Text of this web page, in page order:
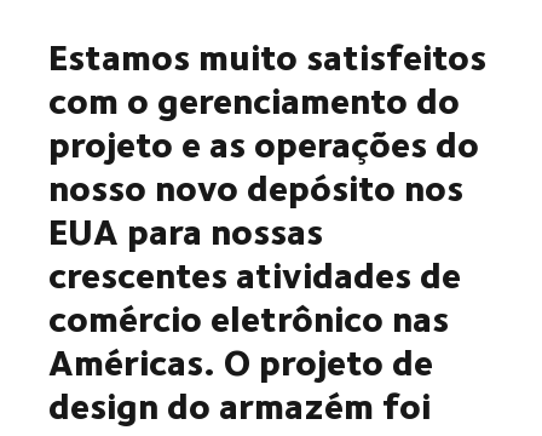
Estamos muito satisfeitos
com o gerenciamento do
projeto e as operações do
nosso novo depósito nos
EUA para nossas
crescentes atividades de
comércio eletrônico nas
Américas. O projeto de
design do armazém foi